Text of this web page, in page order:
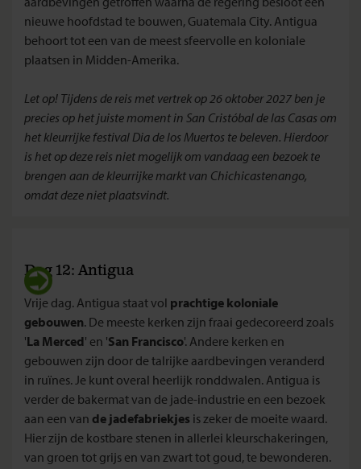
nieuwe hoofdstad te bouwen, Guatemala City. Antigua
behoort tot een van de meest sfeervolle en koloniale
plaatsen in Midden-Amerika.
Let op! Tijdens de reis met vertrek op 26 oktober 2027 ben je
precies op het juiste moment in San Cristóbal de las Casas om
het kleurrijke festival Dia de los Muertos te beleven. Hierdoor
is het op deze reis niet mogelijk om vandaag een bezoek te
brengen aan de kleurrijke markt van Chichicastenango,
omdat deze niet plaatsvindt.
Dag 12: Antigua
Vrije dag. Antigua staat vol prachtige koloniale
gebouwen. De meeste kerken zijn fraai gedecoreerd zoals
'La Merced' en 'San Francisco'. Andere kerken en
gebouwen zijn door de talrijke aardbevingen veranderd
in ruïnes. Je kunt overal heerlijk ronddwalen. Antigua is
verder de bakermat van de jade-industrie en een bezoek
aan een van de jadefabriekjes is zeker de moeite waard.
Hier zijn de kostbare stenen in allerlei kleurschakeringen,
van groen tot grijs en van zwart tot goud, te bewonderen.